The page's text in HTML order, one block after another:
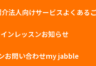
法⼈向けサービスよくある
ンレッスンお知らせ
お問い合わせmy jabble